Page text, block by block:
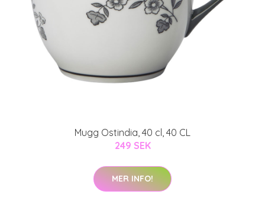
Mugg Ostindia, 40 cl, 40 CL
249 SEK
MER INFO!